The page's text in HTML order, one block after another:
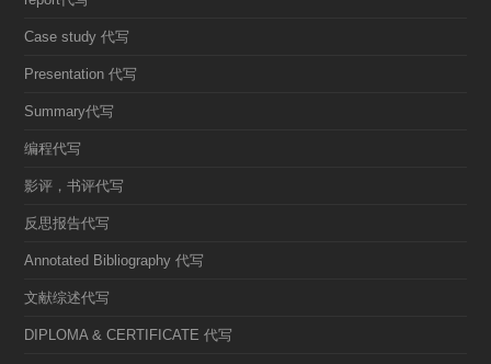
Case study 代写
Presentation 代写
Summary代写
编程代写
影评，书评代写
反思报告代写
Annotated Bibliography 代写
文献综述代写
DIPLOMA & CERTIFICATE 代写